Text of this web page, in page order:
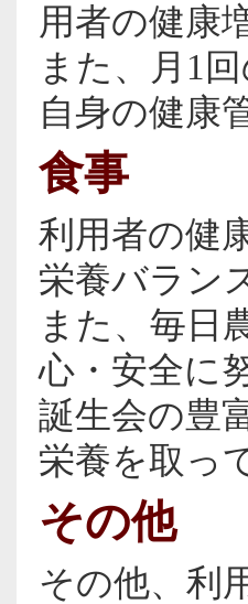
用者の健康
また、月1
自身の健康
食事
利用者の健
栄養バラン
また、毎日
心・安全に
誕生会の豊
栄養を取っ
その他
その他、利